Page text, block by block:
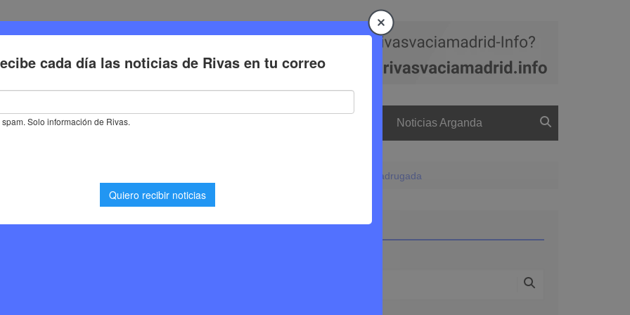
Deporte Cultura Trabajo Noticias Arganda
transporte público en Rivas durante las fiestas: más autobuses y metro hasta la madrugada
público en Rivas
autobuses y metro